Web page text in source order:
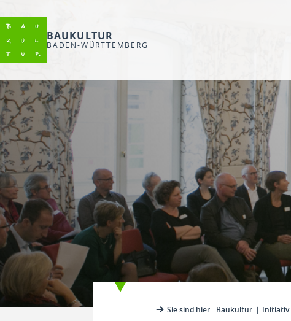
BAUKULTUR
BADEN-WÜRTTEMBERG
Sie sind hier: Baukultur Initiativ